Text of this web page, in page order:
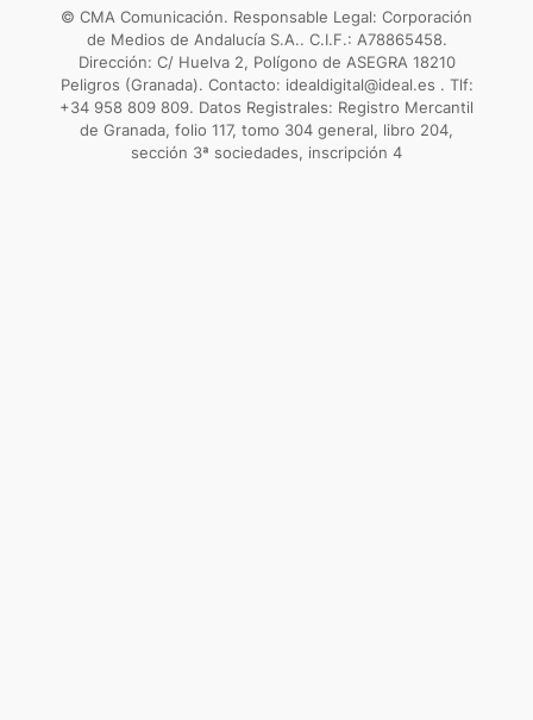
© CMA Comunicación. Responsable Legal: Corporación
de Medios de Andalucía S.A.. C.I.F.: A78865458.
Dirección: C/ Huelva 2, Polígono de ASEGRA 18210
Peligros (Granada). Contacto: idealdigital@ideal.es . Tlf:
+34 958 809 809. Datos Registrales: Registro Mercantil
de Granada, folio 117, tomo 304 general, libro 204,
sección 3ª sociedades, inscripción 4